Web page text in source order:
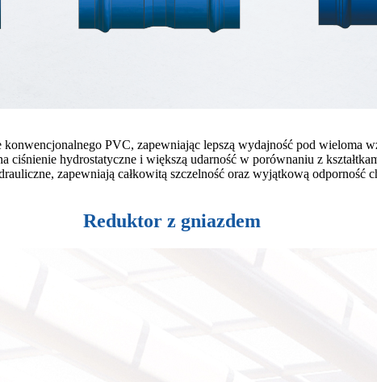
PVC, zapewniając lepszą wydajność pod wieloma
hydrostatyczne i większą udarność w porównaniu z
zapewniają całkowitą szczelność oraz wyjątkową odporność
Reduktor z gniazdem